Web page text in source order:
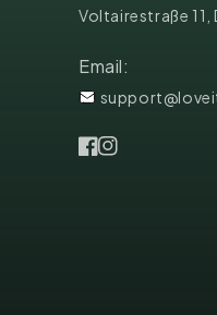
Voltairestraße 11,
Email:
Facebook
Instagram